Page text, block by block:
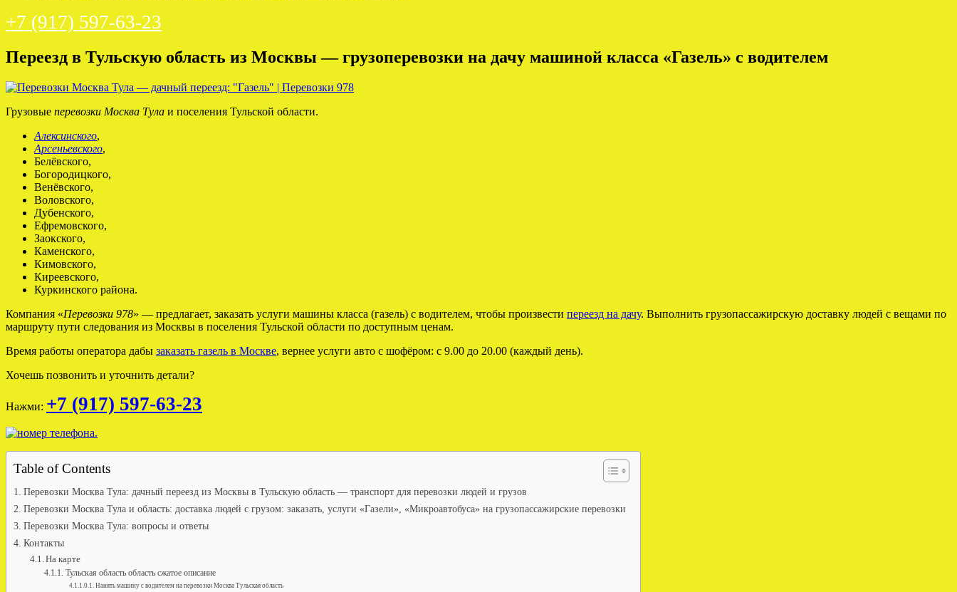
+7 (917) 597-63-23
Переезд в Тульскую область из Москвы — грузоперевозки на дачу машиной класса «Газель» с водителем
Грузовые перевозки Москва Тула и поселения Тульской области.
Алексинского,
Арсеньевского,
Белёвского,
Богородицкого,
Венёвского,
Воловского,
Дубенского,
Ефремовского,
Заокского,
Каменского,
Кимовского,
Киреевского,
Куркинского района.
Компания «Перевозки 978» — предлагает, заказать услуги машины класса (газель) с водителем, чтобы произвести переезд на дачу. Выполнить грузопассажирскую доставку людей с вещами по
маршруту пути следования из Москвы в поселения Тульской области по доступным ценам.
Время работы оператора дабы заказать газель в Москве, вернее услуги авто с шофёром: с 9.00 до 20.00 (каждый день).
Хочешь позвонить и уточнить детали?
Нажми: +7 (917) 597-63-23
Table of Contents
Перевозки Москва Тула: дачный переезд из Москвы в Тульскую область — транспорт для перевозки людей и грузов
Перевозки Москва Тула и область: доставка людей с грузом: заказать, услуги «Газели», «Микроавтобуса» на грузопассажирские перевозки
Перевозки Москва Тула: вопросы и ответы
Контакты
На карте
Тульская область область сжатое описание
Нанять машину с водителем на перевозки Москва Тульская область